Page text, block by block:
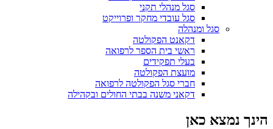
סגל מנהלי תקני
סגל עובדי מחקר ופרוייקט
סגל ומנהלה
דקאנט הפקולטה
ראשי בית הספר לרפואה
בעלי תפקידים
מועצת הפקולטה
חברי סגל הפקולטה לרפואה
דקאני משנה בבתי החולים ובקהילה
הינך נמצא כאן